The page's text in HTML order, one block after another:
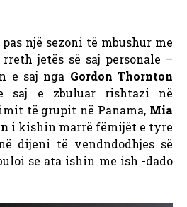
një sezoni të mbushur me
jetës së saj personale –
e saj nga Gordon Thornton
saj e zbuluar rishtazi në
të grupit në Panama, Mia
i kishin marrë fëmijët e tyre
dijeni të vendndodhjes së
se ata ishin me ish -dado